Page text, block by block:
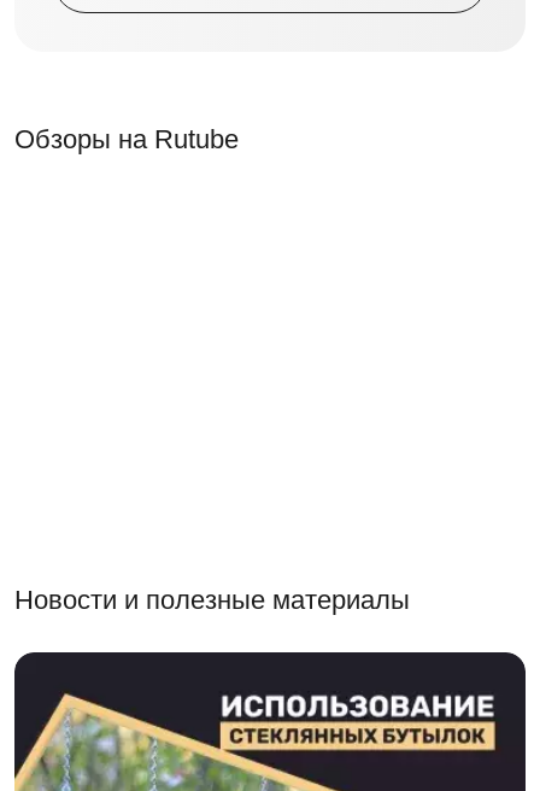
Обзоры на Rutube
Новости и полезные материалы